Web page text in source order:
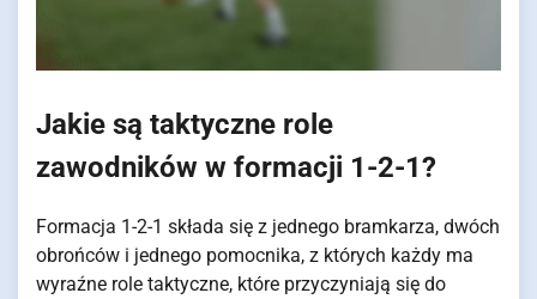
Jakie są taktyczne role
zawodników w formacji 1-2-1?
Formacja 1-2-1 składa się z jednego bramkarza, dwóch
obrońców i jednego pomocnika, z których każdy ma
wyraźne role taktyczne, które przyczyniają się do